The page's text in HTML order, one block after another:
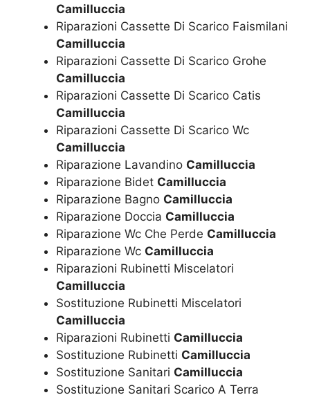
Camilluccia
Riparazioni Cassette Di Scarico Faismilani
Camilluccia
Riparazioni Cassette Di Scarico Grohe
Camilluccia
Riparazioni Cassette Di Scarico Catis
Camilluccia
Riparazioni Cassette Di Scarico Wc
Camilluccia
Riparazione Lavandino Camilluccia
Riparazione Bidet Camilluccia
Riparazione Bagno Camilluccia
Riparazione Doccia Camilluccia
Riparazione Wc Che Perde Camilluccia
Riparazione Wc Camilluccia
Riparazioni Rubinetti Miscelatori
Camilluccia
Sostituzione Rubinetti Miscelatori
Camilluccia
Riparazioni Rubinetti Camilluccia
Sostituzione Rubinetti Camilluccia
Sostituzione Sanitari Camilluccia
Sostituzione Sanitari Scarico A Terra